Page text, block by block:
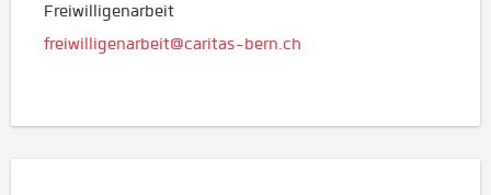
Freiwilligenarbeit
freiwilligenarbeit@caritas-bern.ch